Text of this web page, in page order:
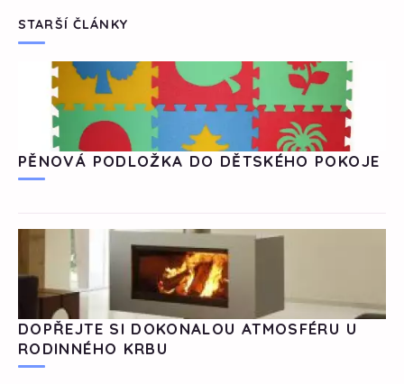
STARŠÍ ČLÁNKY
PĚNOVÁ PODLOŽKA DO DĚTSKÉHO POKOJE
DOPŘEJTE SI DOKONALOU ATMOSFÉRU U
RODINNÉHO KRBU